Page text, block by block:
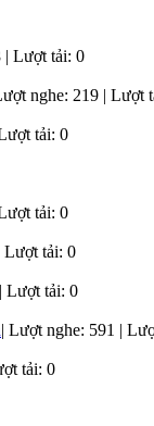
| Lượt tải: 0
nghe: 219 | Lượt
tải: 0
tải: 0
Lượt tải: 0
Lượt tải: 0
| Lượt nghe: 591 |
tải: 0